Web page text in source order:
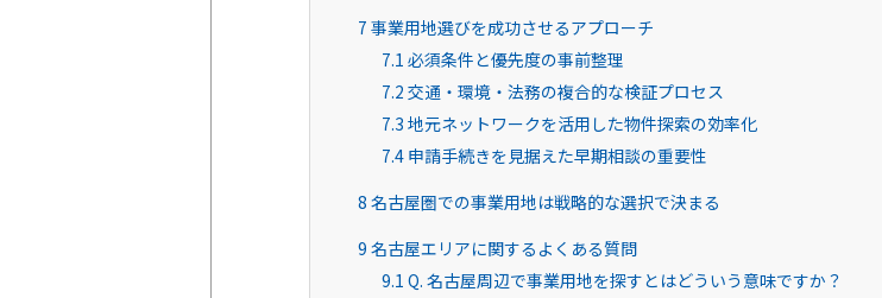
7 事業用地選びを成功させるアプローチ
7.1 必須条件と優先度の事前整理
7.2 交通・環境・法務の複合的な検証プロセス
7.3 地元ネットワークを活用した物件探索の効率化
7.4申請手続きを見据えた早期相談の重要性
8 名古屋圏での事業用地は戦略的な選択で決まる
9 名古屋エリアに関するよくある質問
9.1 Q. 名古屋周辺で事業用地を探すとはどういう意味ですか？